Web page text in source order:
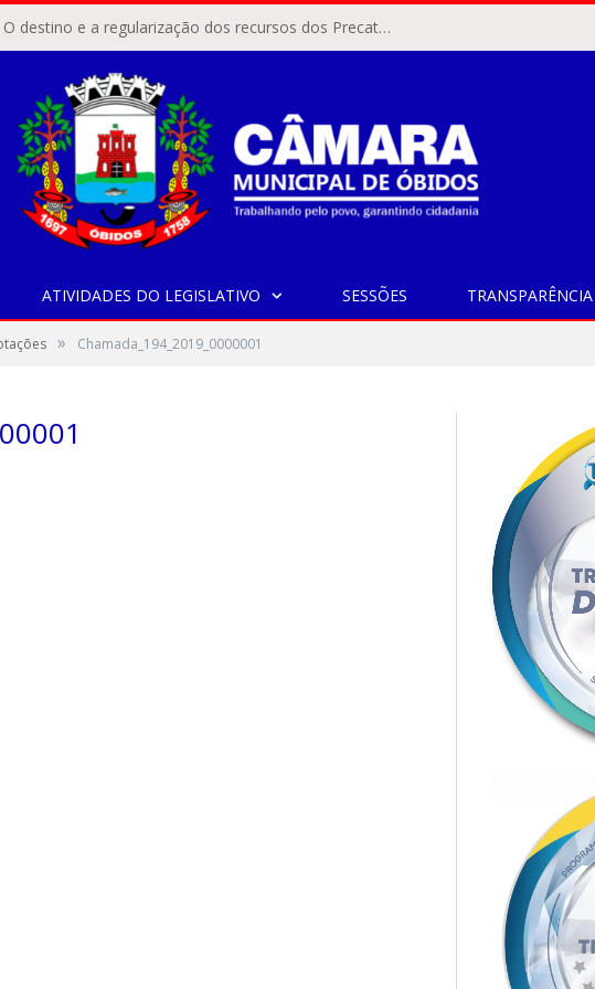
ÓBIDOS, PA – O destino e a regularização dos recursos dos Precatórios do FUNDEF (Fundo de Manutenção e Desenvolvimento do Ensino Fundamental e de Valorização do Magistério) voltaram a pautar as discussões na Câmara Municipal de Óbidos.
ATIVIDADES DO LEGISLATIVO SESSÕES TRANSPARÊNCIA
» Chamada_194_2019_0000001